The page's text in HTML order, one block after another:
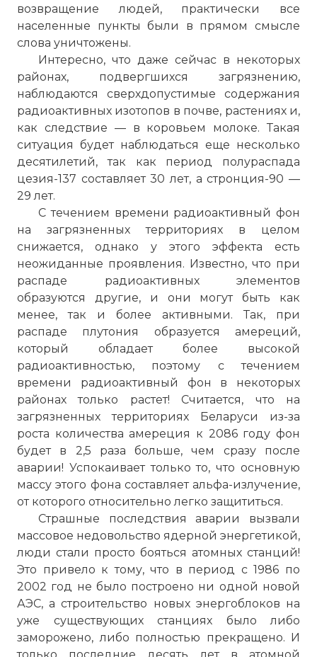
возвращение людей, практически все
населенные пункты были в прямом смысле
слова уничтожены.
Интересно, что даже сейчас в некоторых
районах, подвергшихся загрязнению,
наблюдаются сверхдопустимые содержания
радиоактивных изотопов в почве, растениях и,
как следствие — в коровьем молоке. Такая
ситуация будет наблюдаться еще несколько
десятилетий, так как период полураспада
цезия-137 составляет 30 лет, а стронция-90 —
29 лет.
С течением времени радиоактивный фон
на загрязненных территориях в целом
снижается, однако у этого эффекта есть
неожиданные проявления. Известно, что при
распаде радиоактивных элементов
образуются другие, и они могут быть как
менее, так и более активными. Так, при
распаде плутония образуется амереций,
который обладает более высокой
радиоактивностью, поэтому с течением
времени радиоактивный фон в некоторых
районах только растет! Считается, что на
загрязненных территориях Беларуси из-за
роста количества амереция к 2086 году фон
будет в 2,5 раза больше, чем сразу после
аварии! Успокаивает только то, что основную
массу этого фона составляет альфа-излучение,
от которого относительно легко защититься.
Страшные последствия аварии вызвали
массовое недовольство ядерной энергетикой,
люди стали просто бояться атомных станций!
Это привело к тому, что в период с 1986 по
2002 год не было построено ни одной новой
АЭС, а строительство новых энергоблоков на
уже существующих станциях было либо
заморожено, либо полностью прекращено. И